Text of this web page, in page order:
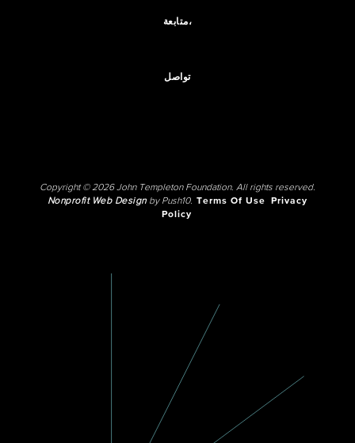
متابعة،
تواصل
Copyright © 2026 John Templeton Foundation. All rights reserved.
Nonprofit Web Designby Push10. Terms Of Use
Privacy
Policy